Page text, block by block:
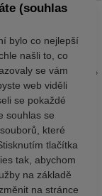
(souhlas
bylo co nejlepší
našli to, co
se vám
web viděli
se pokaždé
souhlas se
které
tlačítka
tak, abychom
na základě
na stránce